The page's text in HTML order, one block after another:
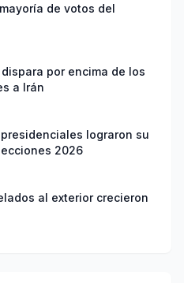
de votos del
por encima de los
a Irán
lograron su
2026
al exterior crecieron